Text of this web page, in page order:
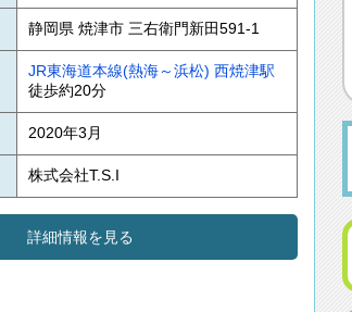
静岡県 焼津市 三右衛門新田591-1
JR東海道本線(熱海～浜松) 西焼津駅
徒歩約20分
2020年3月
株式会社T.S.I
詳細情報を見る